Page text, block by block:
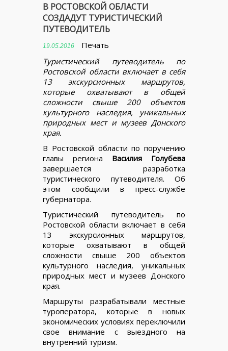
В РОСТОВСКОЙ ОБЛАСТИ
СОЗДАДУТ ТУРИСТИЧЕСКИЙ
ПУТЕВОДИТЕЛЬ
19.05.2016
Печать
Туристический путеводитель по
Ростовской области включает в себя
13 экскурсионных маршрутов,
которые охватывают в общей
сложности свыше 200 объектов
культурного наследия, уникальных
природных мест и музеев Донского
края.
В Ростовской области по поручению
главы региона Василия Голубева
завершается разработка
туристического путеводителя. Об
этом сообщили в пресс-службе
губернатора.
Туристический путеводитель по
Ростовской области включает в себя
13 экскурсионных маршрутов,
которые охватывают в общей
сложности свыше 200 объектов
культурного наследия, уникальных
природных мест и музеев Донского
края.
Маршруты разрабатывали местные
туроператора, которые в новых
экономических условиях переключили
свое внимание с выездного на
внутренний туризм.